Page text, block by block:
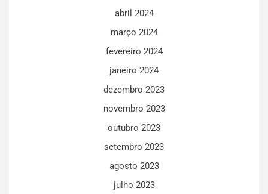
abril 2024
março 2024
fevereiro 2024
janeiro 2024
dezembro 2023
novembro 2023
outubro 2023
setembro 2023
agosto 2023
julho 2023